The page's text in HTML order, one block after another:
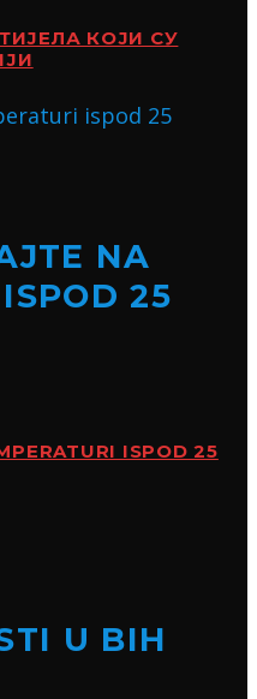
КОЈИ СУ
NA
25
ISPOD 25
U BIH